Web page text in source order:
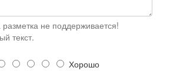
разметка не поддерживается!
текст.
Хорошо